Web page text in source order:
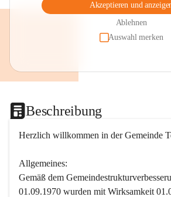
Akzeptieren und
Ablehnen
Auswahl merken
Beschreibung
Herzlich willkommen in der Gemeinde
Allgemeines:
Gemäß dem
01.09.1970 wurden mit Wirksamkeit